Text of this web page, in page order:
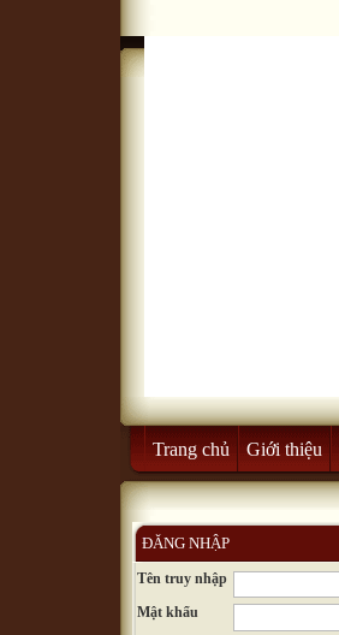
Trang chủ Giới thiệu
ĐĂNG NHẬP
Tên truy nhập
Mật khẩu